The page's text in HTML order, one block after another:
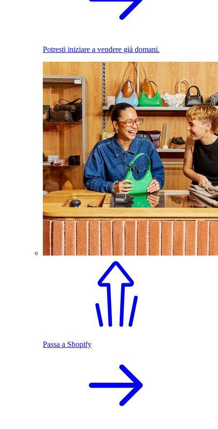
Potresti iniziare a vendere già domani.
Passa a Shopify